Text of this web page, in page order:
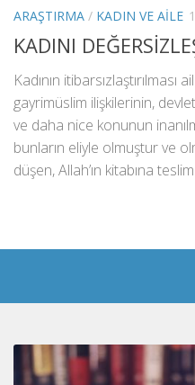
ARAŞTIRMA / KADIN VE AILE
KADINI
Kadının
gayrimüslim ilişkilerinin,
ve daha nice konunun
bunların eliyle olmuştur ve
düşen, Allah’ın kitabına